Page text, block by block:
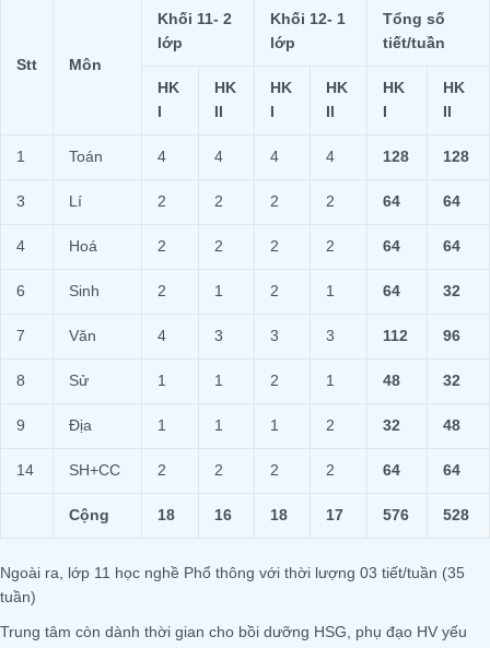
Stt Môn
Khối 11- 2
lớp
Khối 12- 1
lớp
Tổng số
tiết/tuần
HK
HK
HK
HK
HK
HK
1 Toán 4 4 4 4 128 128
3 Lí 2 2 2 2 64 64
4 Hoá 2 2 2 2 64 64
6 Sinh 2 1 2 1 64 32
7 Văn 4 3 3 3 112 96
8 Sử 1 1 2 1 48 32
9 Địa 1 1 1 2 32 48
14 SH+CC 2 2 2 2 64 64
Cộng 18 16 18 17 576 528
Ngoài ra, lớp 11 học nghề Phổ thông với thời lượng 03 tiết/tuần (35
tuần)
Trung tâm còn dành thời gian cho bồi dưỡng HSG, phụ đạo HV yếu